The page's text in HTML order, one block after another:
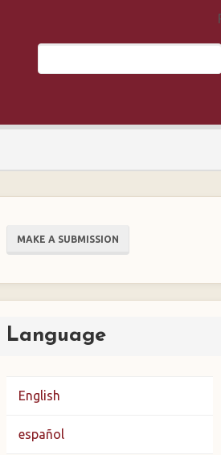
Make
MAKE A SUBMISSION
Language
English
español